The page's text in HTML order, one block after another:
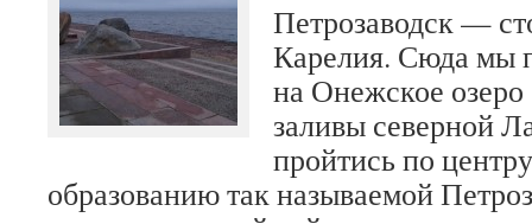
Петрозаводск —
Карелия. Сюда мы
на Онежское
заливы северной
пройтись по
образованию так называемой